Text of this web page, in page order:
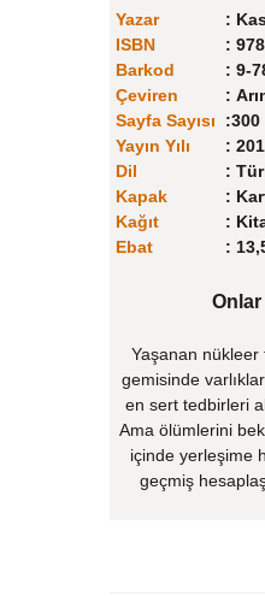
Yazar :
ISBN
:
Barkod
: 9-
Çeviren
:
Sayfa Sayısı
:300
Yayın Yılı
:
Dil
:
Kapak
:
Kağıt
:
Ebat
:
Onlar
Yaşanan nükleer
gemisinde
en sert tedbirleri
Ama ölümlerini
içinde yerleşime
geçmiş